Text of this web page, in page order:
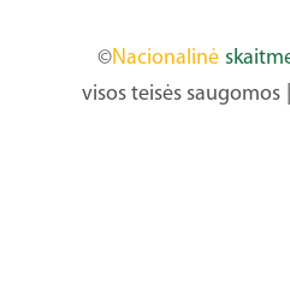
©Nacionalinė
visos teisės saugomos